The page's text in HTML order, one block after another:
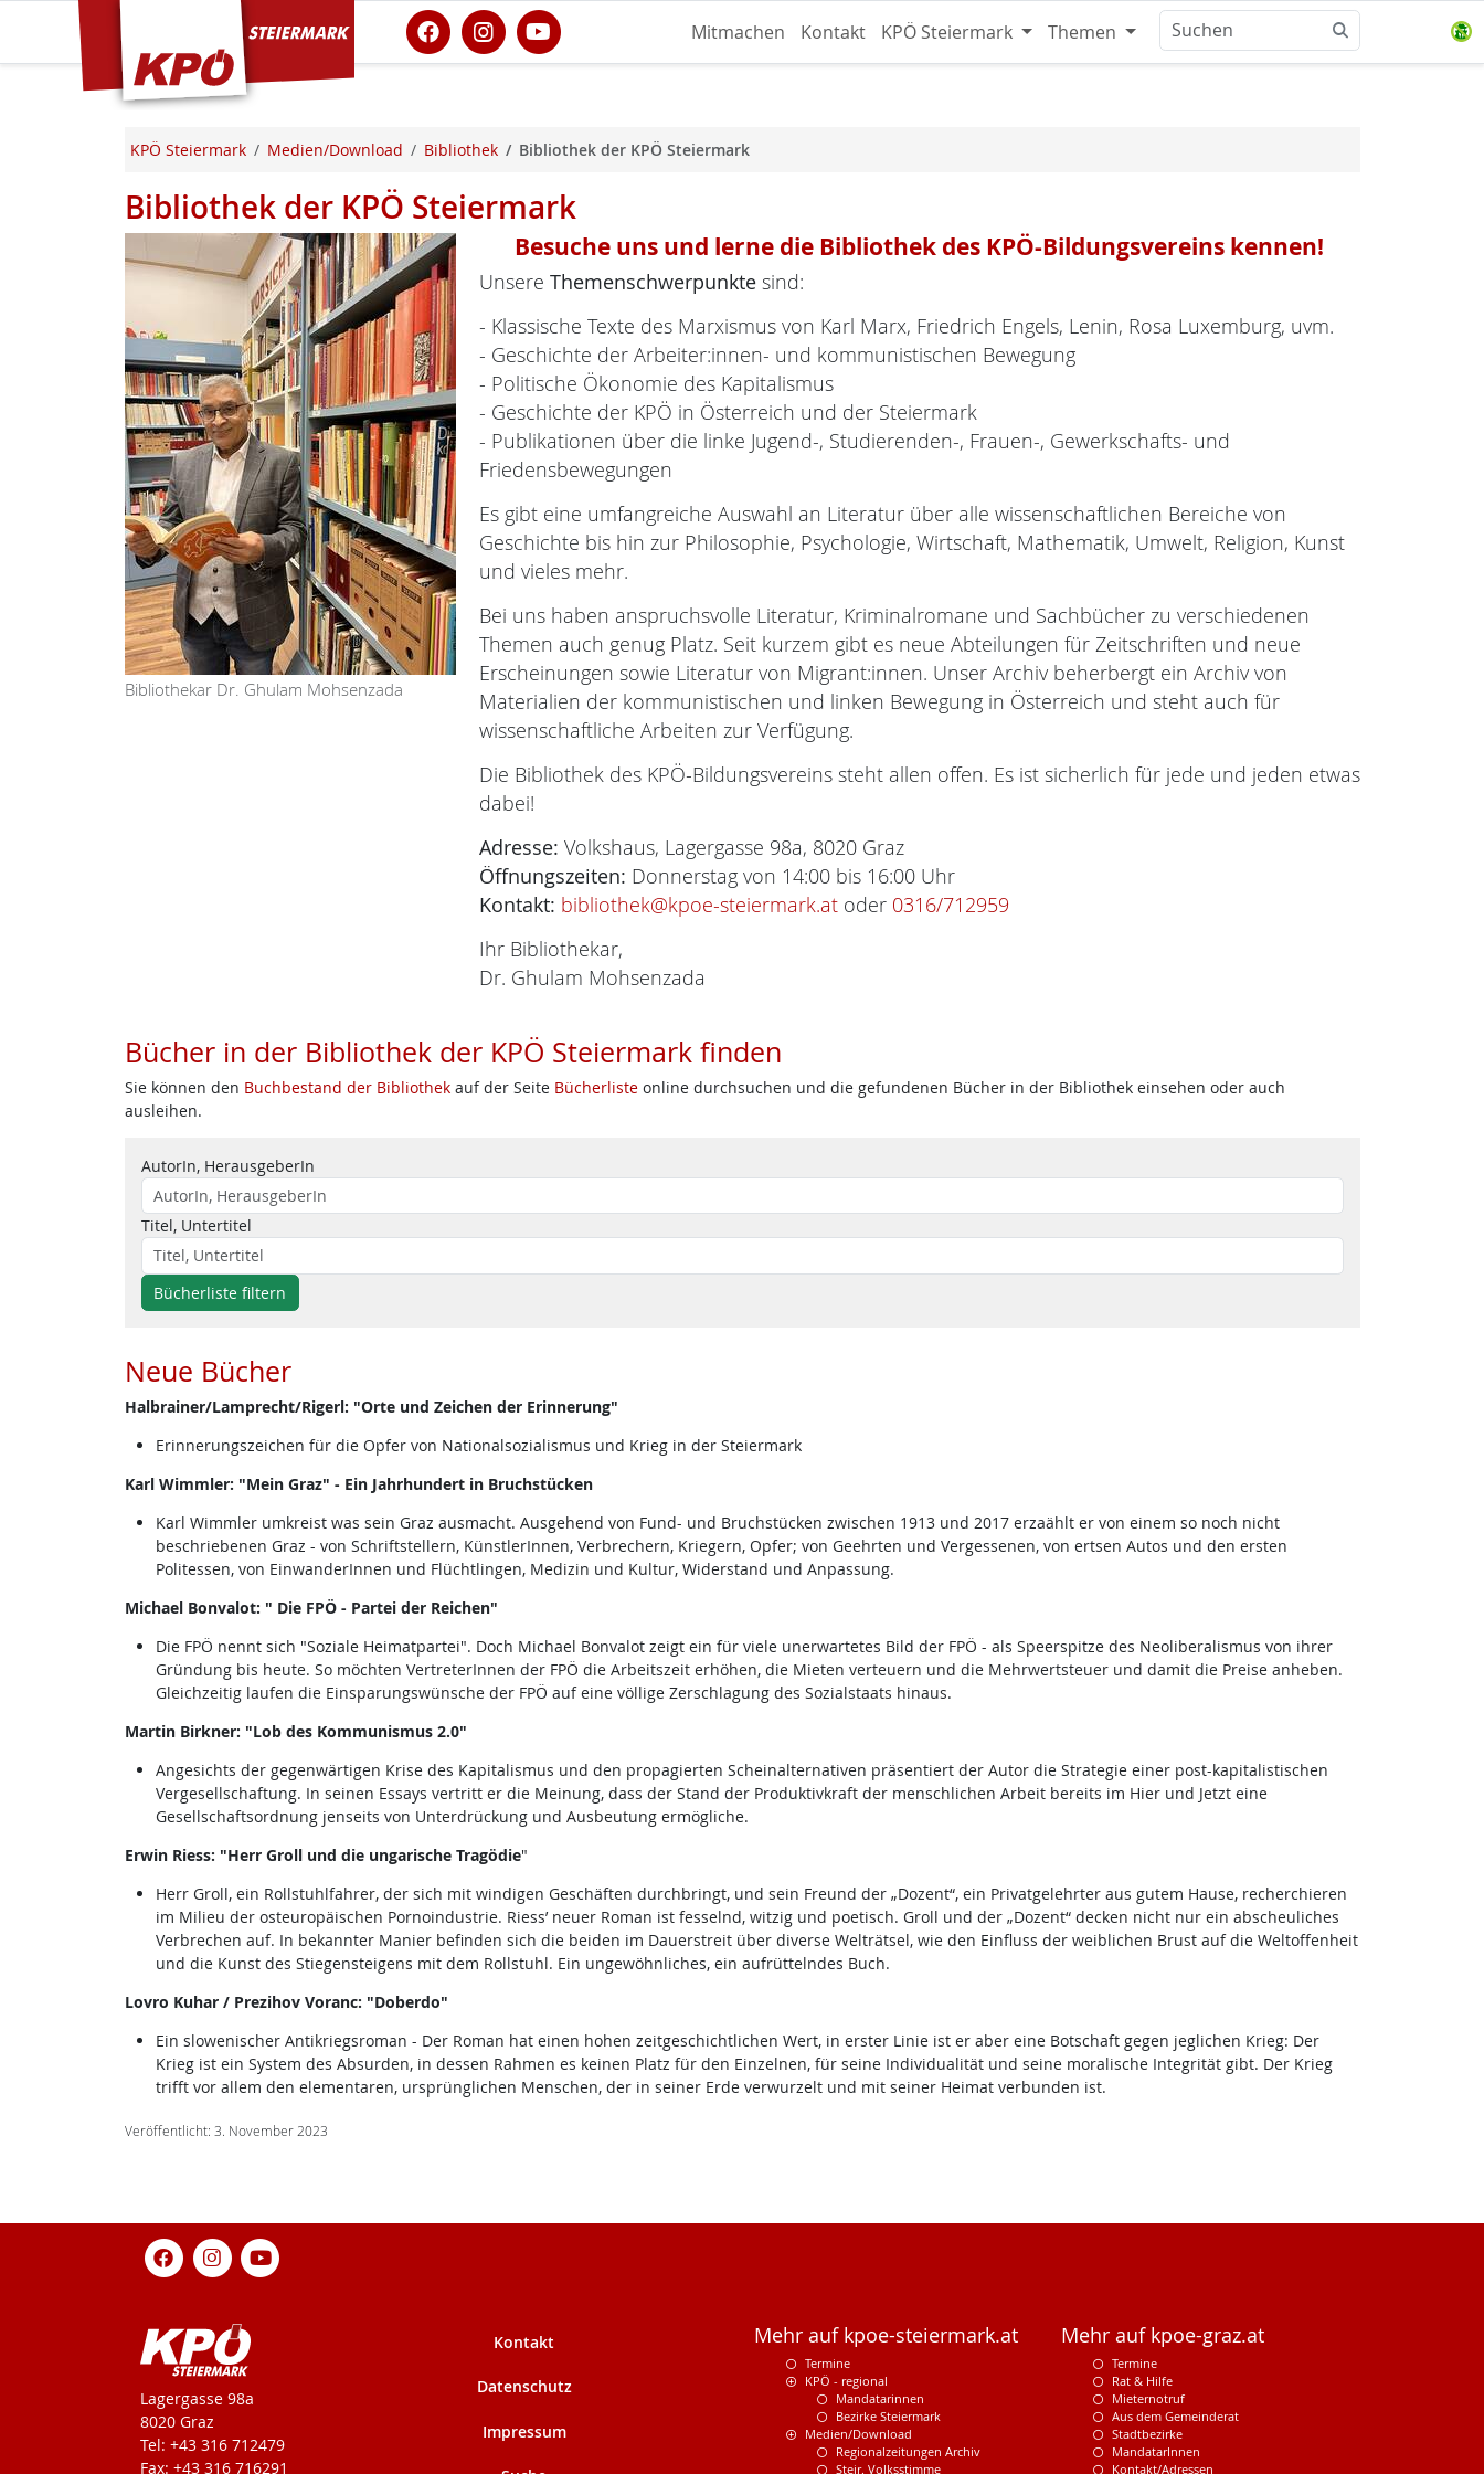
KPÖ Steiermark Mitmachen Kontakt KPÖ Steiermark Themen
KPÖ Steiermark Medien/Download Bibliothek Bibliothek der KPÖ Steiermark
Bibliothek der KPÖ Steiermark
Bibliothekar Dr. Ghulam Mohsenzada
Besuche uns und lerne die Bibliothek des KPÖ-Bildungsvereins kennen!
Unsere Themenschwerpunkte sind:
- Klassische Texte des Marxismus von Karl Marx, Friedrich Engels, Lenin, Rosa Luxemburg, uvm.
- Geschichte der Arbeiter:innen- und kommunistischen Bewegung
- Politische Ökonomie des Kapitalismus
- Geschichte der KPÖ in Österreich und der Steiermark
- Publikationen über die linke Jugend-, Studierenden-, Frauen-, Gewerkschafts- und
Friedensbewegungen
Es gibt eine umfangreiche Auswahl an Literatur über alle wissenschaftlichen Bereiche von
Geschichte bis hin zur Philosophie, Psychologie, Wirtschaft, Mathematik, Umwelt, Religion, Kunst
und vieles mehr.
Bei uns haben anspruchsvolle Literatur, Kriminalromane und Sachbücher zu verschiedenen
Themen auch genug Platz. Seit kurzem gibt es neue Abteilungen für Zeitschriften und neue
Erscheinungen sowie Literatur von Migrant:innen. Unser Archiv beherbergt ein Archiv von
Materialien der kommunistischen und linken Bewegung in Österreich und steht auch für
wissenschaftliche Arbeiten zur Verfügung.
Die Bibliothek des KPÖ-Bildungsvereins steht allen offen. Es ist sicherlich für jede und jeden etwas
dabei!
Adresse: Volkshaus, Lagergasse 98a, 8020 Graz
Öffnungszeiten: Donnerstag von 14:00 bis 16:00 Uhr
Kontakt: bibliothek@kpoe-steiermark.atoder 0316/712959
Ihr Bibliothekar,
Dr. Ghulam Mohsenzada
Bücher in der Bibliothek der KPÖ Steiermark finden
Sie können den Buchbestand der Bibliothekauf der Seite Bücherlisteonline durchsuchen und die gefundenen Bücher in der Bibliothek einsehen oder auch
ausleihen.
AutorIn, HerausgeberIn
Titel, Untertitel
Bücherliste filtern
Neue Bücher
Halbrainer/Lamprecht/Rigerl: "Orte und Zeichen der Erinnerung"
Erinnerungszeichen für die Opfer von Nationalsozialismus und Krieg in der Steiermark
Karl Wimmler: "Mein Graz" - Ein Jahrhundert in Bruchstücken
Karl Wimmler umkreist was sein Graz ausmacht. Ausgehend von Fund- und Bruchstücken zwischen 1913 und 2017 erzaählt er von einem so noch nicht
beschriebenen Graz - von Schriftstellern, KünstlerInnen, Verbrechern, Kriegern, Opfer; von Geehrten und Vergessenen, von ertsen Autos und den ersten
Politessen, von EinwanderInnen und Flüchtlingen, Medizin und Kultur, Widerstand und Anpassung.
Michael Bonvalot: " Die FPÖ - Partei der Reichen"
Die FPÖ nennt sich "Soziale Heimatpartei". Doch Michael Bonvalot zeigt ein für viele unerwartetes Bild der FPÖ - als Speerspitze des Neoliberalismus von ihrer
Gründung bis heute. So möchten VertreterInnen der FPÖ die Arbeitszeit erhöhen, die Mieten verteuern und die Mehrwertsteuer und damit die Preise anheben.
Gleichzeitig laufen die Einsparungswünsche der FPÖ auf eine völlige Zerschlagung des Sozialstaats hinaus.
Martin Birkner: "Lob des Kommunismus 2.0"
Angesichts der gegenwärtigen Krise des Kapitalismus und den propagierten Scheinalternativen präsentiert der Autor die Strategie einer post-kapitalistischen
Vergesellschaftung. In seinen Essays vertritt er die Meinung, dass der Stand der Produktivkraft der menschlichen Arbeit bereits im Hier und Jetzt eine
Gesellschaftsordnung jenseits von Unterdrückung und Ausbeutung ermögliche.
Erwin Riess: "Herr Groll und die ungarische Tragödie"
Herr Groll, ein Rollstuhlfahrer, der sich mit windigen Geschäften durchbringt, und sein Freund der „Dozent“, ein Privatgelehrter aus gutem Hause, recherchieren
im Milieu der osteuropäischen Pornoindustrie. Riess’ neuer Roman ist fesselnd, witzig und poetisch. Groll und der „Dozent“ decken nicht nur ein abscheuliches
Verbrechen auf. In bekannter Manier befinden sich die beiden im Dauerstreit über diverse Welträtsel, wie den Einfluss der weiblichen Brust auf die Weltoffenheit
und die Kunst des Stiegensteigens mit dem Rollstuhl. Ein ungewöhnliches, ein aufrüttelndes Buch.
Lovro Kuhar / Prezihov Voranc: "Doberdo"
Ein slowenischer Antikriegsroman - Der Roman hat einen hohen zeitgeschichtlichen Wert, in erster Linie ist er aber eine Botschaft gegen jeglichen Krieg: Der
Krieg ist ein System des Absurden, in dessen Rahmen es keinen Platz für den Einzelnen, für seine Individualität und seine moralische Integrität gibt. Der Krieg
trifft vor allem den elementaren, ursprünglichen Menschen, der in seiner Erde verwurzelt und mit seiner Heimat verbunden ist.
Veröffentlicht: 3. November 2023
KPÖ-Steiermark
Lagergasse 98a
8020 Graz
Tel: +43 316 712479
Fax: +43 316 716291
Kontakt
Datenschutz
Impressum
Mehr auf kpoe-steiermark.at
Termine
KPÖ - regional
Mandatarinnen
Bezirke Steiermark
Medien/Download
Regionalzeitungen Archiv
Steir. Volksstimme
Mehr auf kpoe-graz.at
Termine
Rat & Hilfe
Mieternotruf
Aus dem Gemeinderat
Stadtbezirke
MandatarInnen
Kontakt/Adressen